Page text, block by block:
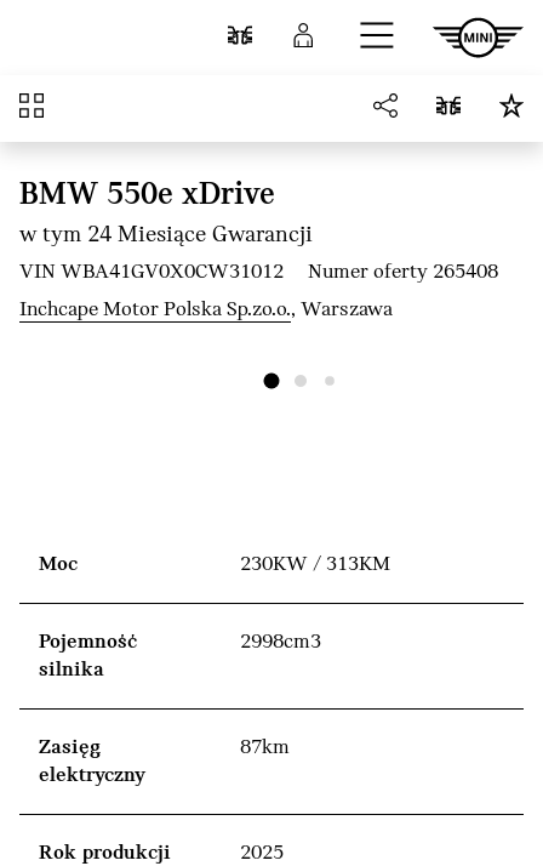
Przejdź do głównej treści
Porównaj Zaloguj się
Przegląd
BMW 550e xDrive
w tym 24 Miesiące Gwarancji
VIN WBA41GV0X0CW31012
Numer oferty 265408
Inchcape Motor Polska Sp.zo.o., Warszawa
Moc 230KW / 313KM
Pojemność
silnika
2998cm3
Zasięg
elektryczny
87km
Rok produkcji 2025